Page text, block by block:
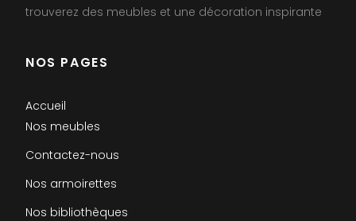
trouverez des meubles et une décoration inspirante
NOS PAGES
Accueil
Nos meubles
Contactez-nous
Nos armoirettes
Nos bibliothèques